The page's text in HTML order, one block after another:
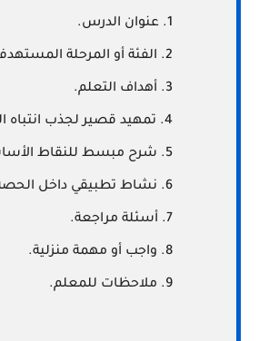
1. عنوان الدرس.
2. الفئة أو المرحلة المستهدفة.
3. أهداف التعلم.
4. تمهيد قصير لجذب انتباه الطلاب.
5. شرح مبسط للنقاط الأساسية.
6. نشاط تطبيقي داخل الحصة.
7. أسئلة مراجعة.
8. واجب أو مهمة منزلية.
9. ملاحظات للمعلم.